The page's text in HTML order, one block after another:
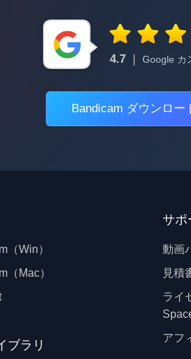
4.7 | Google カ
Bandicam ダウンロー
（Win）
（Mac）
ブラリ
サポ
動画
見積
ライ
アフ